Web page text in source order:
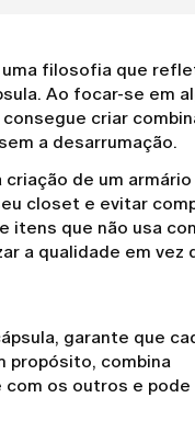
filosofia que
Ao focar-se em
criar
a desarrumação.
de um
closet e evitar
itens que não usa
a qualidade em vez
garante que
propósito, combina
com os outros e pode